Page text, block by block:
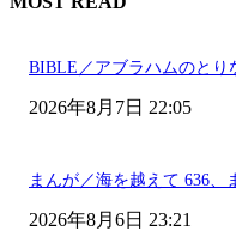
BIBLE／アブラハムのとり
2026年8月7日 22:05
まんが／海を越えて 636、
2026年8月6日 23:21